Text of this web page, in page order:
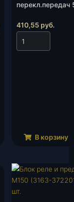
перекл.передач
410,55 руб.
В корзину